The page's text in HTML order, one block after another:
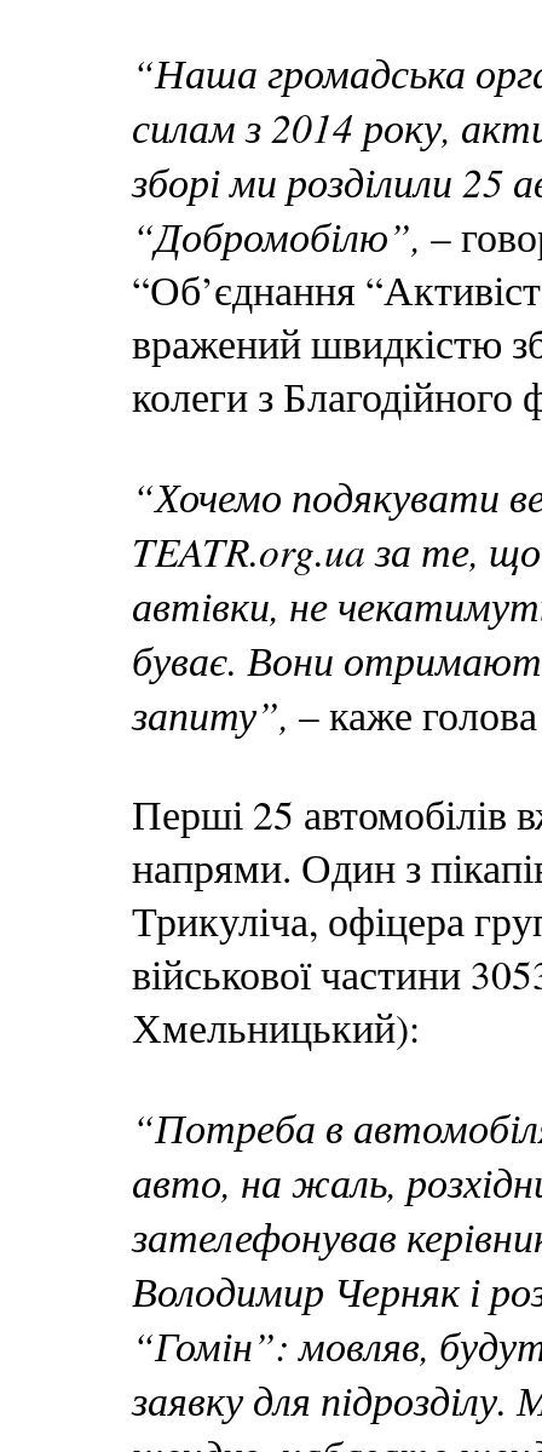
“Наша громадська
силам з 2014 року,
зборі ми розділили 25
“Добромобілю”, –
“Об’єднання
вражений швидкістю
колеги з
“Хочемо подякувати
TEATR.org.ua за те,
автівки, не
буває. Вони
запиту”, – каже
Перші 25 автомобілів
напрями. Один з
Трикуліча, офіцера
військової частини
Хмельницький):
“Потреба в
авто, на жаль,
зателефонував
Володимир Черняк і
“Гомін”: мовляв,
заявку для